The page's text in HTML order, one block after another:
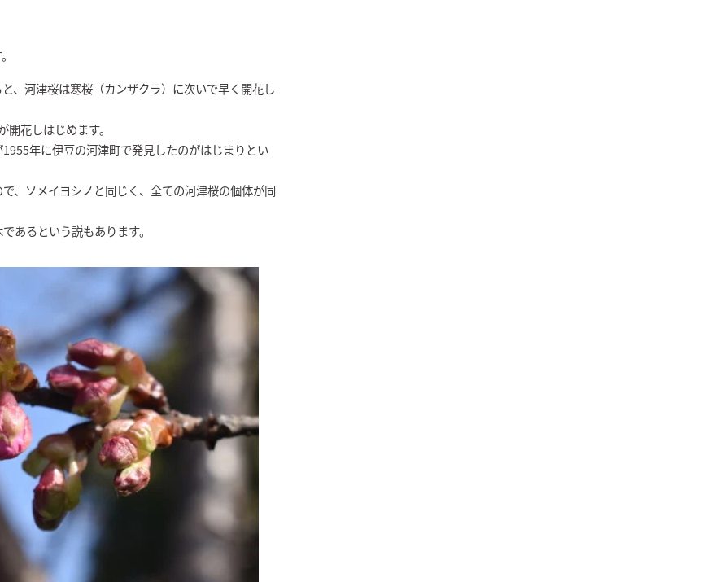
、河津桜は寒桜（カンザクラ）に次いで早く開花し
花しはじめます。
年に伊豆の河津町で発見したのがはじまりとい
、ソメイヨシノと同じく、全ての河津桜の個体が同
あるという説もあります。